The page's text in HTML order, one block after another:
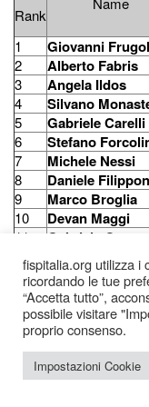
Rank
1
Giovanni
2
Alberto Fabris
3
Angela Ildos
4
Silvano
5
Gabriele Carelli
6
Stefano
7
Michele Nessi
8
Daniele
9
Marco Broglia
10
Devan Maggi
11
Gabriele
12
Vittorio
2026 ©
fispitalia.org utilizza i
ricordando le tue
“Accetta tutto”,
possibile visitare
proprio consenso.
Impostazioni Cookie